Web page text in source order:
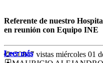
Leer más
Leer más
Leer más
Leer más
Leer más
Referente de nuestro
en reunión con Equipo INE
20847 vistas miércoles 01
Leer más
Leer más
Leer más
Leer más
Leer más
Leer más
Leer más